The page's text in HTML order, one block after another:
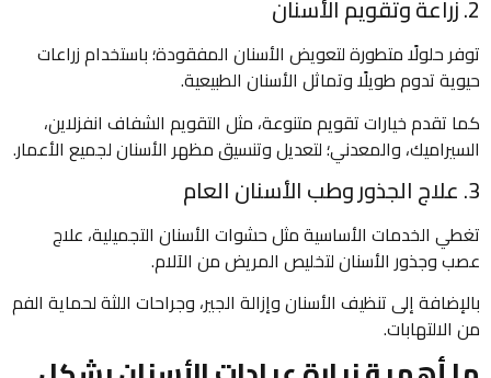
2. زراعة وتقويم الأسنان
توفر حلولًا متطورة لتعويض الأسنان المفقودة؛ باستخدام زراعات
حيوية تدوم طويلًا وتماثل الأسنان الطبيعية.
كما تقدم خيارات تقويم متنوعة، مثل التقويم الشفاف انفزلاين،
السيراميك، والمعدني؛ لتعديل وتنسيق مظهر الأسنان لجميع الأعمار.
3. علاج الجذور وطب الأسنان العام
تغطي الخدمات الأساسية مثل حشوات الأسنان التجميلية، علاج
عصب وجذور الأسنان لتخليص المريض من الآلام.
بالإضافة إلى تنظيف الأسنان وإزالة الجير، وجراحات اللثة لحماية الفم
من الالتهابات.